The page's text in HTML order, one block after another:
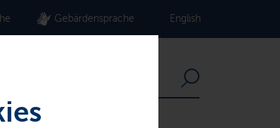
Gebärdensprache English